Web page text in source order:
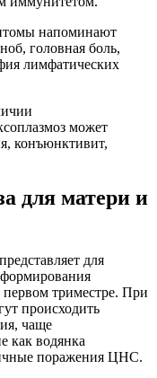
напоминают
головная боль,
лимфатических
может
конъюнктивит,
для матери и
для
формирования
триместре. При
происходить
чаще
как водянка
поражения ЦНС.